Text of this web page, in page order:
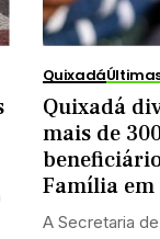
Quixadá
Quixadá
mais de
Família em
A Secretaria